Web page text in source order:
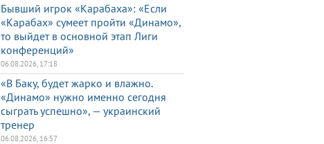
Бывший игрок «Карабаха»: «Если
«Карабах» сумеет пройти «Динамо»,
то выйдет в основной этап Лиги
конференций»
06.08.2026, 17:18
«В Баку, будет жарко и влажно.
«Динамо» нужно именно сегодня
сыграть успешно», — украинский
тренер
06.08.2026, 16:57